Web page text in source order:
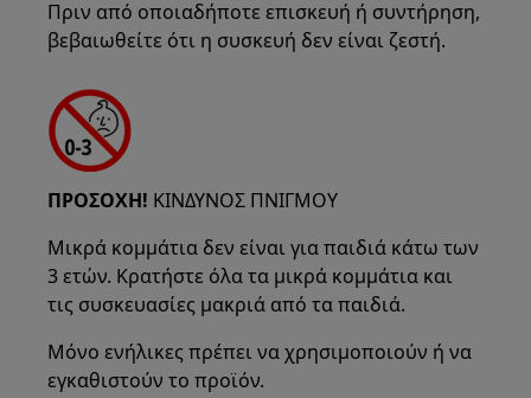
Πριν από οποιαδήποτε επισκευή ή συντήρηση,
βεβαιωθείτε ότι η συσκευή δεν είναι ζεστή.
ΠΡΟΣΟΧΗ! ΚΙΝΔΥΝΟΣ ΠΝΙΓΜΟΥ
Μικρά κομμάτια δεν είναι για παιδιά κάτω των
3 ετών. Κρατήστε όλα τα μικρά κομμάτια και
τις συσκευασίες μακριά από τα παιδιά.
Μόνο ενήλικες πρέπει να χρησιμοποιούν ή να
εγκαθιστούν το προϊόν.